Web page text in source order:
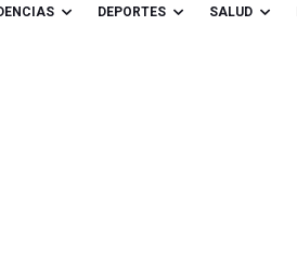
DEPORTES SALUD